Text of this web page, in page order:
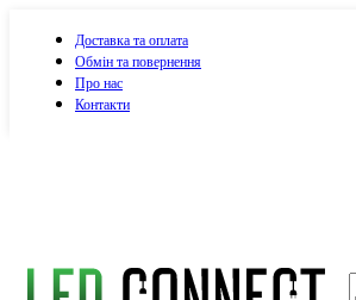
Доставка та оплата
Обмін та повернення
Про нас
Контакти